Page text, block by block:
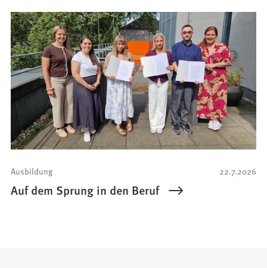
22.7.2026
Ausbildung
Auf dem Sprung in den Beruf